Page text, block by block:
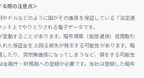
る際の注意点＞
ドルなどのように国がその価値を保証している「法定通
ト上でやりとりされる電子データです。
動することがあります。暗号資産（仮想通貨）信用取引
た保証金を上回る損失が発生する可能性があります。暗
たり、突然無価値になってしまうなど、損をする可能性
金融庁・財務局への登録が必要です。当社は登録した暗号